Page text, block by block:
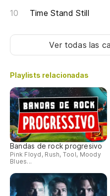
Time Stand Still
Ver todas las
Playlists relacionadas
Bandas de rock progresivo
Pink Floyd, Rush, Tool, Moody
Blues...